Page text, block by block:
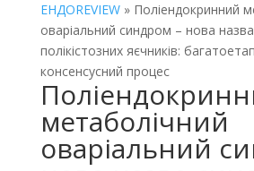
ЕНДОREVIEW» Поліендокринний
оваріальний синдром – нова
полікістозних яєчників:
консенсусний процес
метаболічний
оваріальний